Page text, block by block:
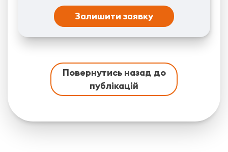
Залишити заявку
Повернутись назад до
публікацій